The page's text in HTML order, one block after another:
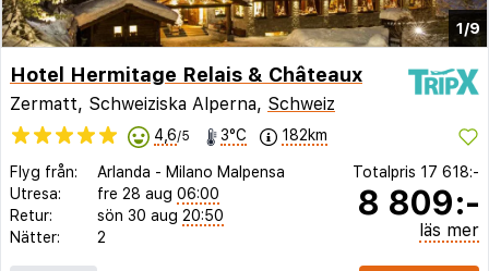
1/9
Hotel Hermitage Relais & Châteaux
Zermatt, Schweiziska Alperna, Schweiz
4,6/5 3°C 182km
Flyg från: Arlanda - Milano Malpensa
Utresa:
fre 28 aug 06:00
Retur:
sön 30 aug 20:50
Nätter:
2
Totalpris 17 618:-
8 809:-
läs mer